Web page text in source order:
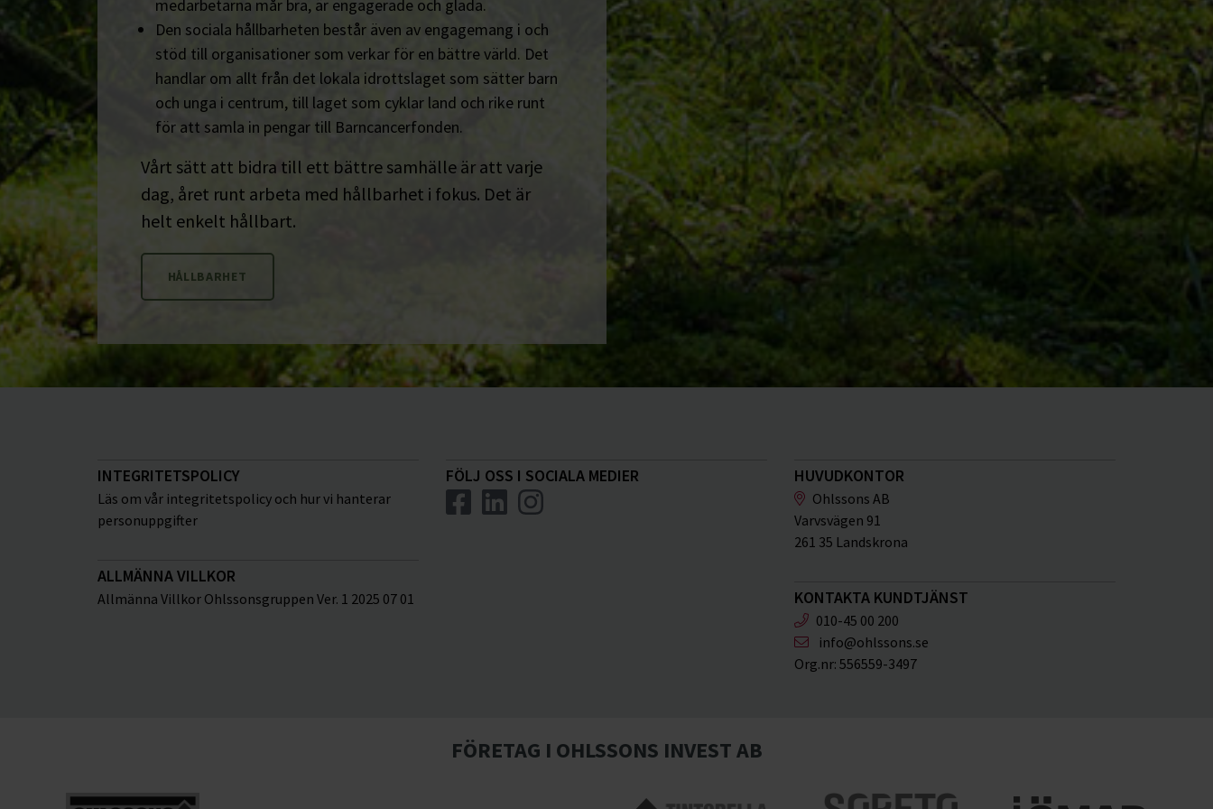
medarbetarna mår bra, är engagerade och glada.
Den sociala hållbarheten består även av engagemang i och
stöd till organisationer som verkar för en bättre värld. Det
handlar om allt från det lokala idrottslaget som sätter barn
och unga i centrum, till laget som cyklar land och rike runt
för att samla in pengar till Barncancerfonden.
Vårt sätt att bidra till ett bättre samhälle är att varje
dag, året runt arbeta med hållbarhet i fokus. Det är
helt enkelt hållbart.
HÅLLBARHET
INTEGRITETSPOLICY
Läs om vår integritetspolicy och hur vi hanterar
personuppgifter
ALLMÄNNA VILLKOR
Allmänna Villkor Ohlssonsgruppen Ver. 1 2025 07 01
FÖLJ OSS I SOCIALA MEDIER HUVUDKONTOR
Ohlssons AB
Varvsvägen 91
261 35 Landskrona
KONTAKTA KUNDTJÄNST
010-45 00 200
info@ohlssons.se
Org.nr: 556559-3497
FÖRETAG I OHLSSONS INVEST AB